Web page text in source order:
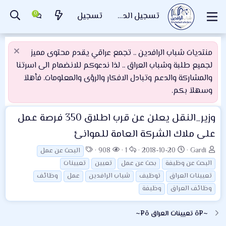
تسجيل الدخول تسجيل
منتديات شباب الرافدين .. تجمع عراقي يقدم محتوى مميز
لجميع طلبة وشباب العراق .. لذا ندعوكم للانضمام الى اسرتنا
والمشاركة والدعم وتبادل الافكار والرؤى والمعلومات. فأهلاَ
وسهلاَ بكم.
وزير_النقل يعلن عن قرب اطلاق 350 فرصة عمل
على ملاك الشركة العامة للموانئ
ب
ا
د
ئ
ا
م
Gardi
ت
ا
ر
ي
خ
ل
2018-10-20
ا
ل
ر
د
1
ا
ل
م
ش
908
ا
ل
و
س
البحث عن عمل
البحث عن وظيفة
بحث عن عمل تعيين
تعيينات
تعيينات العراق
توظيف شباب الرافدين عمل
وظائف
وظائف العراق
وظيفة
~¤ô تعيينات العراق ô¤~